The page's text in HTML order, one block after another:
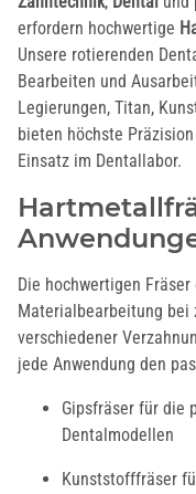
erfordern hochwertige
Unsere rotierenden
Bearbeiten und
Legierungen, Titan,
bieten höchste
Einsatz im Dentallabor.
Die hochwertigen
Materialbearbeitung bei
verschiedener
jede Anwendung den
Gipsfräser für die
Dentalmodellen
Kunststofffräser